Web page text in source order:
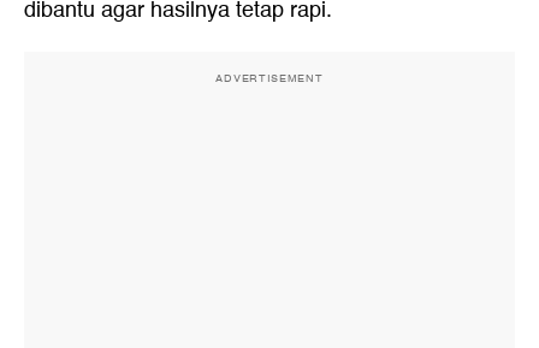
dibantu agar hasilnya tetap rapi.
ADVERTISEMENT